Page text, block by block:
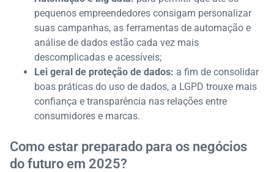
pequenos empreendedores consigam personalizar
suas campanhas, as ferramentas de automação e
análise de dados estão cada vez mais
descomplicadas e acessíveis;
Lei geral de proteção de dados: a fim de consolidar
boas práticas do uso de dados, a LGPD trouxe mais
confiança e transparência nas relações entre
consumidores e marcas.
Como estar preparado para os negócios
do futuro em 2025?